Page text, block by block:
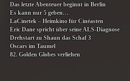
Das letzte Abenteuer beginnt in Berlin
Es kann nur 5 geben…
LaCinetek – Heimkino für Cinéasten
Eric Dane spricht über seine ALS-Diagnose
Drehstart zu Shaun das Schaf 3
Oscars im Taumel
82. Golden Globes verliehen